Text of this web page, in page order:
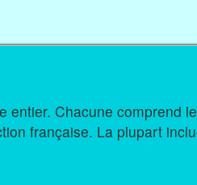
les paroles
française. La plupart